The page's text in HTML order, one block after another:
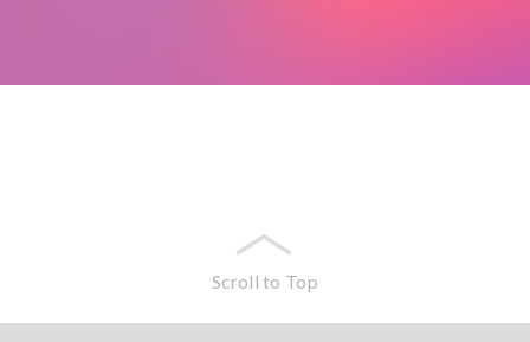
Scroll to Top